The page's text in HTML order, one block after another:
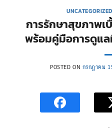
UNCATEGORIZED
การรักษาสุขภาพ
พร้อมคู่มือการดูแล
POSTED ON กรกฎาคม